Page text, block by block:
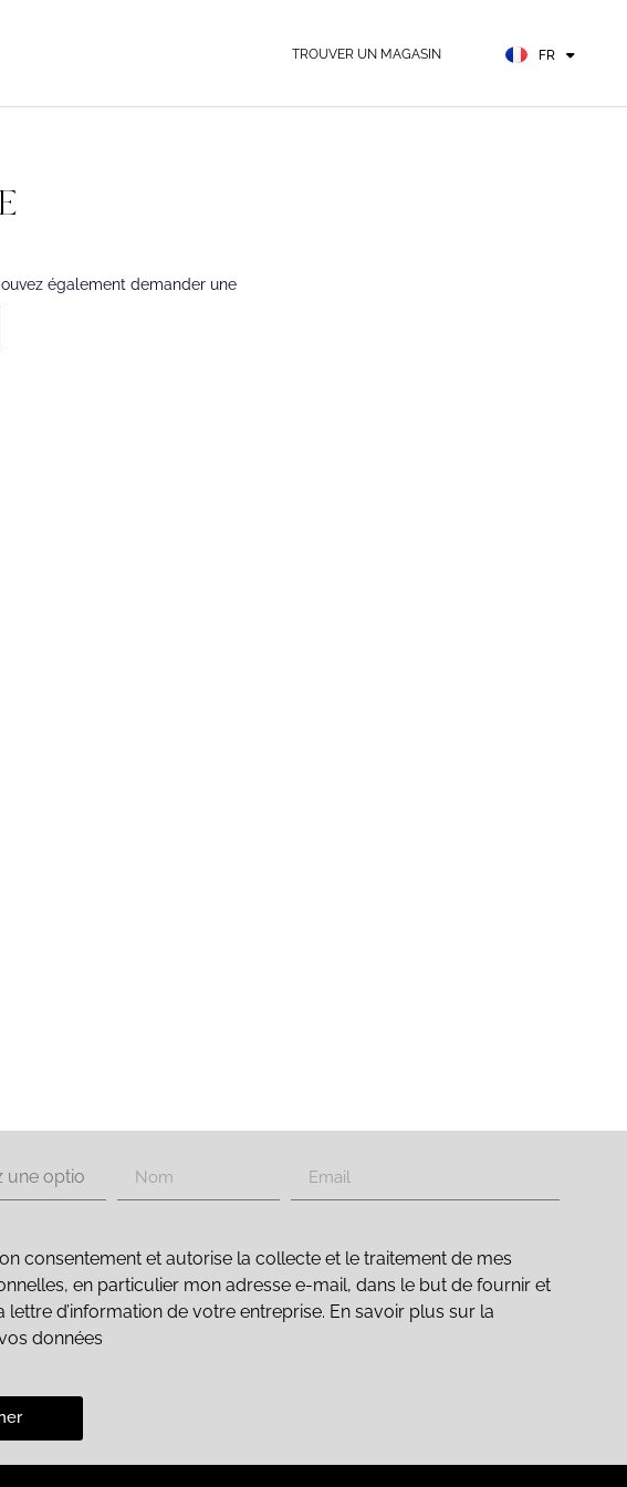
TROUVER UN MAGASIN FR
DE
également demander une
consentement et autorise la collecte et le traitement de mes
en particulier mon adresse e-mail, dans le but de fournir et
lettre d’information de votre entreprise. En savoir plus sur la
données